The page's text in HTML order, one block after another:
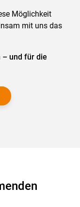
Möglichkeit
mit uns das
– und für die